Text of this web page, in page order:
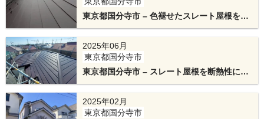
これで工事完成です。スタイリッシュな外観かつ
高機能な屋根に生まれ変わりました。
東京都国分寺市 – 色褪せたスレート屋根をス
ーパーガルテクトでカバー工法
2025年06月
東京都国分寺市
東京都国分寺市 – スレート屋根を断熱性に優
れたスーパーガルテクトで屋根カバー工法
2025年02月
東京都国分寺市